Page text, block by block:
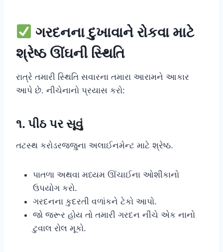
ગરદનના દુખાવાને રોકવા માટે
શ્રેષ્ઠ ઊંઘની સ્થિતિ
રાત્રે તમારી સ્થિતિ સવારના તમારા આરામને આકાર
આપે છે. નીચેનાનો પ્રયાસ કરો:
૧. પીઠ પર સૂવું
તટસ્થ કરોડરજ્જુના અલાઈનમેન્ટ માટે શ્રેષ્ઠ.
પાતળા અથવા મધ્યમ ઊંચાઈના ઓશીકાનો
ઉપયોગ કરો.
ગરદનના કુદરતી વળાંકને ટેકો આપો.
જો જરૂર હોય તો તમારી ગરદન નીચે એક નાનો
ટુવાલ રોલ મૂકો.